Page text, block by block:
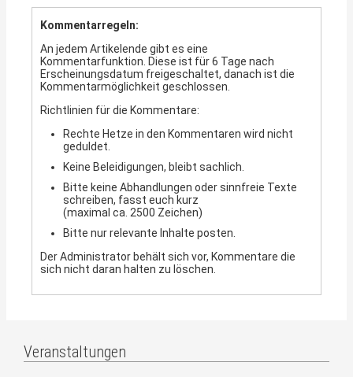
Kommentarregeln:
An jedem Artikelende gibt es eine
Kommentarfunktion. Diese ist für 6 Tage nach
Erscheinungsdatum freigeschaltet, danach ist die
Kommentarmöglichkeit geschlossen.
Richtlinien für die Kommentare:
Rechte Hetze in den Kommentaren wird nicht
geduldet.
Keine Beleidigungen, bleibt sachlich.
Bitte keine Abhandlungen oder sinnfreie Texte
schreiben, fasst euch kurz
(maximal ca. 2500 Zeichen)
Bitte nur relevante Inhalte posten.
Der Administrator behält sich vor, Kommentare die
sich nicht daran halten zu löschen.
Veranstaltungen